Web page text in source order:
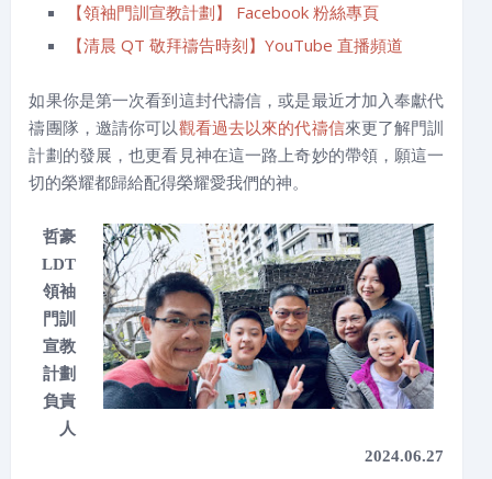
【領袖門訓宣教計劃】 Facebook 粉絲專頁
【清晨 QT 敬拜禱告時刻】YouTube 直播頻道
如果你是第一次看到這封代禱信，或是最近才加入奉獻代
禱團隊，邀請你可以觀看過去以來的代禱信來更了解門訓
計劃的發展，也更看見神在這一路上奇妙的帶領，願這一
切的榮耀都歸給配得榮耀愛我們的神。
哲豪
LDT
領袖
門訓
宣教
計劃
負責
人
2024.06.27